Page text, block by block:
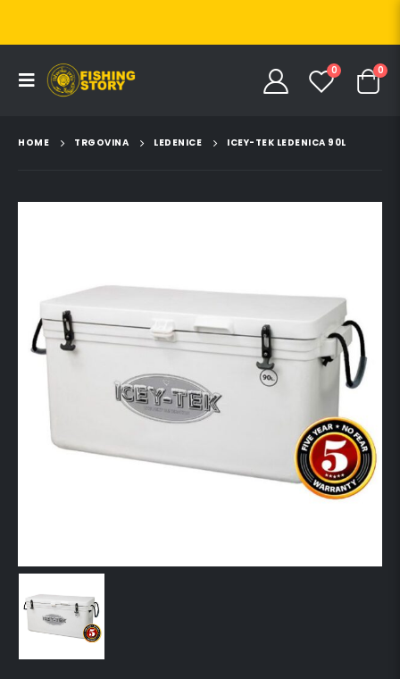
0 0
HOME TRGOVINA LEDENICE ICEY-TEK LEDENICA 90L